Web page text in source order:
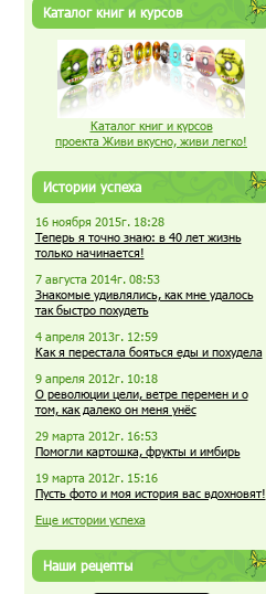
Каталог книг и курсов
Каталог книг и курсов
проекта Живи вкусно, живи легко!
Истории успеха
16 ноября 2015г. 18:28
Теперь я точно знаю: в 40 лет жизнь
только начинается!
7 августа 2014г. 08:53
Знакомые удивлялись, как мне удалось
так быстро похудеть
4 апреля 2013г. 12:59
Как я перестала бояться еды и похудела
9 апреля 2012г. 10:18
О революции цели, ветре перемен и о
том, как далеко он меня унёс
29 марта 2012г. 16:53
Помогли картошка, фрукты и имбирь
19 марта 2012г. 15:16
Пусть фото и моя история вас вдохновят!
Еще истории успеха
Наши рецепты